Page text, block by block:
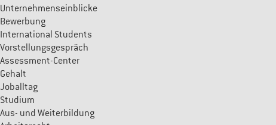
Unternehmenseinblicke
Bewerbung
International Students
Vorstellungsgespräch
Assessment-Center
Gehalt
Joballtag
Studium
Aus- und Weiterbildung